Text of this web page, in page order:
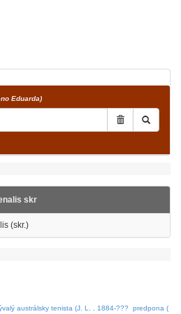
Eduarda)
skr
(skr.)
austrálsky tenista (J. L. , 1884-??? predpona (